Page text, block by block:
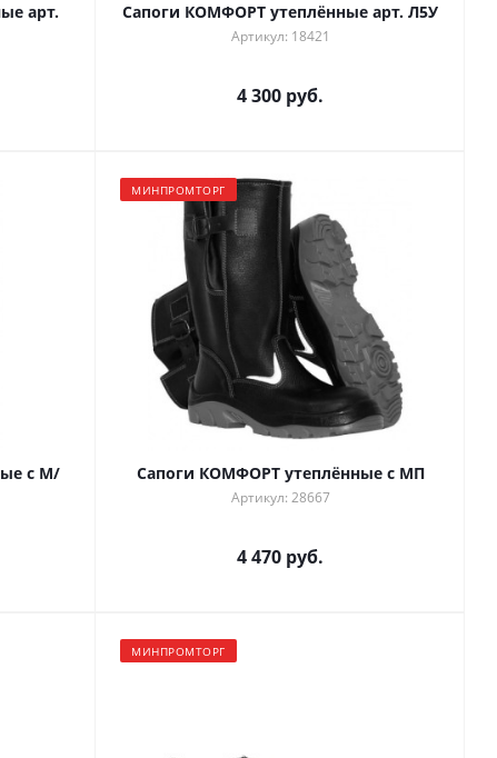
арт.
Сапоги КОМФОРТ утеплённые арт. Л5У
Артикул: 18421
4 300 руб.
с М/
МИНПРОМТОРГ
Сапоги КОМФОРТ утеплённые с МП
Артикул: 28667
4 470 руб.
МИНПРОМТОРГ